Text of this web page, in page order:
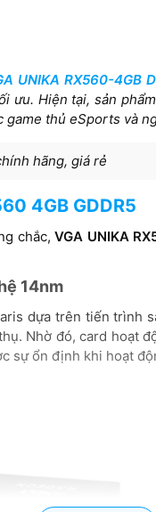
UNIKA RX560-4GB
ưu. Hiện tại, sản
thủ eSports và
hãng, giá rẻ
4GB GDDR5
chắc,VGA UNIKA
14nm
dựa trên tiến trình
Nhờ đó, card hoạt
sự ổn định khi hoạt